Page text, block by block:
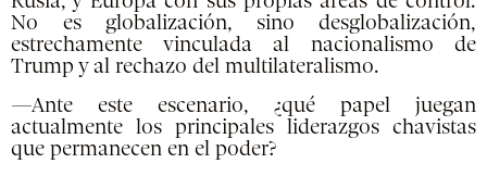
No es globalización, sino desglobalización,
estrechamente vinculada al nacionalismo de
Trump y al rechazo del multilateralismo.
—Ante este escenario, ¿qué papel juegan
actualmente los principales liderazgos chavistas
que permanecen en el poder?